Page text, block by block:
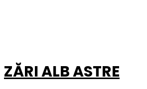
ZĂRI ALB ASTRE